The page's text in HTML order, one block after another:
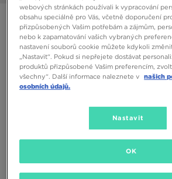
NIKE AIR MAX MOTIF NN GS FJD
2090 Kč
Dostupné Barvy
EU
36 36,5 37,5
webových stránkách používali k vypracování
obsahu speciálně pro Vás, včetně doporučení
přizpůsobených Vašim potřebám a zájmům,
nebo k zapamatování vašich vybraných
nastavení souborů cookie můžete kdykoli
„Nastavit“. Pokud si nepřejete dostávat
produktů přizpůsobené Vašim preferencím,
všechny“. Další informace naleznete v našich
osobních údajů.
Nastavit
OK